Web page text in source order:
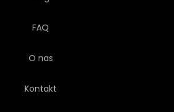
FAQ
O nas
Kontakt